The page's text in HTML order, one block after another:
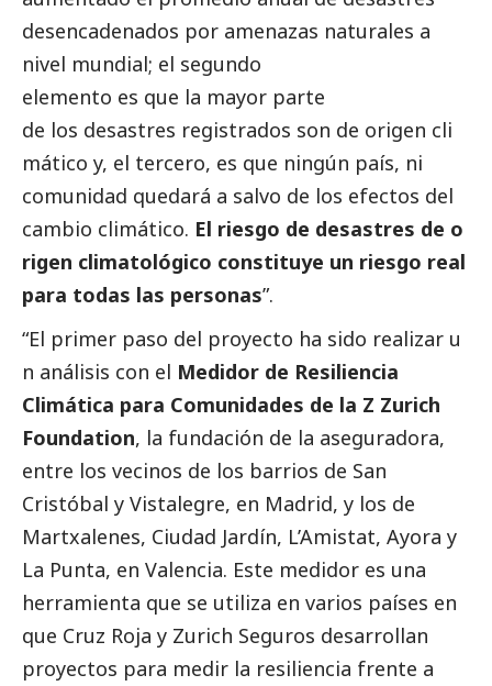
desencadenados por amenazas naturales a
nivel mundial; el segundo
elemento es que la mayor parte
de los desastres registrados son de origen cli
mático y, el tercero, es que ningún país, ni
comunidad quedará a salvo de los efectos del
cambio climático. El riesgo de desastres de o
rigen climatológico constituye un riesgo real
para todas las personas”.
“El primer paso del proyecto ha sido realizar u
n análisis con el Medidor de Resiliencia
Climática para Comunidades de la Z Zurich
Foundation, la fundación de la aseguradora,
entre los vecinos de los barrios de San
Cristóbal y Vistalegre, en Madrid, y los de
Martxalenes, Ciudad Jardín, L’Amistat, Ayora y
La Punta, en Valencia. Este medidor es una
herramienta que se utiliza en varios países en
que Cruz Roja y Zurich Seguros desarrollan
proyectos para medir la resiliencia frente a